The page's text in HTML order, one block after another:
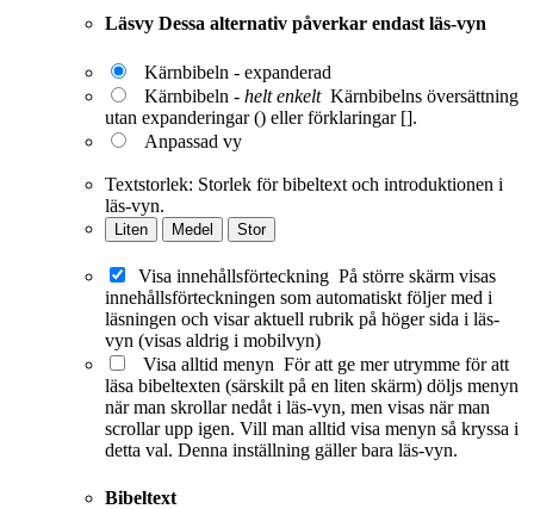
Läsvy Dessa alternativ påverkar endast läs-vyn
Kärnbibeln - expanderad
Kärnbibeln - helt enkelt Kärnbibelns översättning
utan expanderingar () eller förklaringar [].
Anpassad vy
Textstorlek: Storlek för bibeltext och introduktionen i
läs-vyn.
Liten Medel Stor
Visa innehållsförteckning På större skärm visas
innehållsförteckningen som automatiskt följer med i
läsningen och visar aktuell rubrik på höger sida i läs-
vyn (visas aldrig i mobilvyn)
Visa alltid menyn För att ge mer utrymme för att
läsa bibeltexten (särskilt på en liten skärm) döljs menyn
när man skrollar nedåt i läs-vyn, men visas när man
scrollar upp igen. Vill man alltid visa menyn så kryssa i
detta val. Denna inställning gäller bara läs-vyn.
Bibeltext